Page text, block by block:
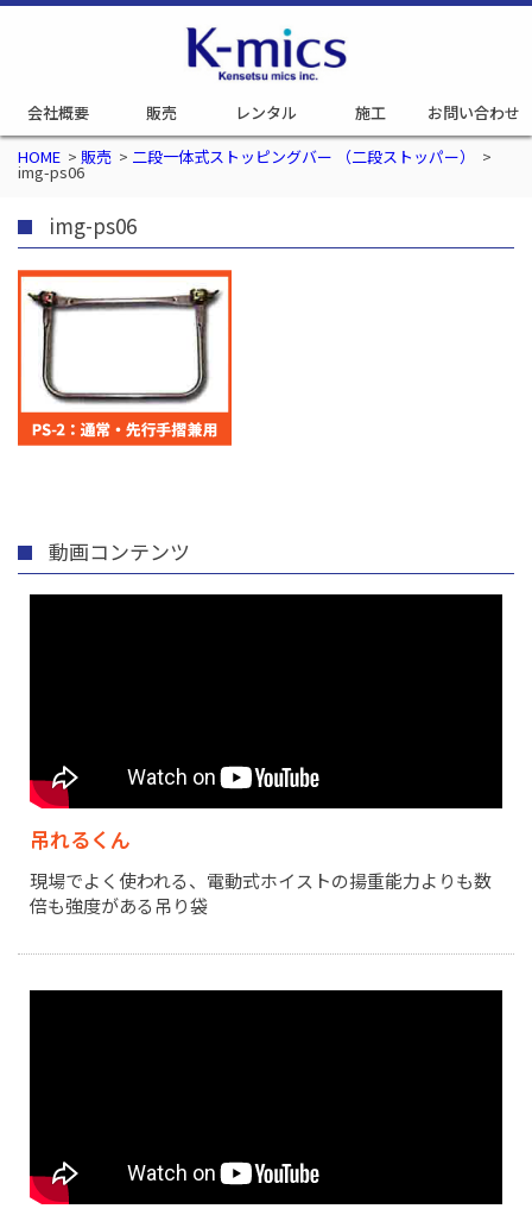
会社概要 販売 レンタル 施工
お問い合わせ
HOME > 販売 > 二段一体式ストッピングバー （二段ストッパー） >
img-ps06
img-ps06
動画コンテンツ
吊れるくん
現場でよく使われる、電動式ホイストの揚重能力よりも数
倍も強度がある吊り袋